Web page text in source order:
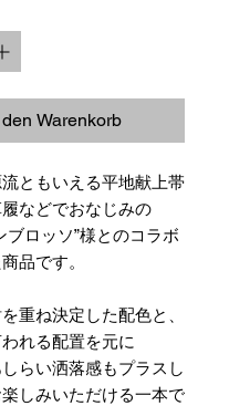
den Warenkorb
ともいえる平地献上帯
などでおなじみの
ブロッソ”様とのコラボ
品です。
重ね決定した配色と、
れる配置を元に
らい洒落感もプラスし
しみいただける一本で